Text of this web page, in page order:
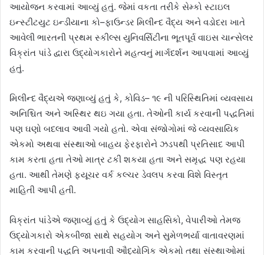
આયોજન કરવામાં આવ્યું હતું. જેમાં વકતા તરીકે સેમ્કો સ્ટાઇલ
ઇન્સ્ટીટયુટ ઇન્ડીયાના કો–ફાઉન્ડર મિલીન્દ વૈદ્ય અને વડોદરા ખાતે
આવેલી ભારતની પ્રથમ સ્કીલ્સ યુનિવર્સિટીના ભૂતપૂર્વ વાઇસ ચાન્સેલર
વિક્રાંત પાંડે દ્વારા ઉદ્યોગકારોને મહત્વનું માર્ગદર્શન આપવામાં આવ્યું
હતું.
મિલીન્દ વૈદ્યએ જણાવ્યું હતું કે, કોવિડ– ૧૯ ની પરિસ્થિતિમાં વ્યવસાય
અનિશ્ચિત અને અસ્થિર થઇ ગયા હતા. તેઓની કાર્ય કરવાની પદ્ધતિમાં
પણ ઘણો બદલાવ આવી ગયો હતો. એવા સંજોગોમાં જે વ્યવસાયિક
એકમો અથવા સંસ્થાઓ બાહય ફેરફારોને ઝડપથી પ્રતિસાદ આપી
કામ કરતા હતા તેઓ માત્ર ટકી શકયા હતા અને સમૃદ્ધ પણ રહયા
હતા. આથી તેમણે ફયૂચર વર્ક કલ્ચર ડેવલપ કરવા વિશે વિસ્તૃત
માહિતી આપી હતી.
વિક્રાંત પાંડેએ જણાવ્યું હતું કે ઉદ્યોગ સાહસિકો, વેપારીઓ તેમજ
ઉદ્યોગકારો એકબીજા સાથે સહયોગ અને સુમેળભર્યા વાતાવરણમાં
કામ કરવાની પદ્ધતિ અપનાવી ઔદ્યોગિક એકમો તથા સંસ્થાઓમાં